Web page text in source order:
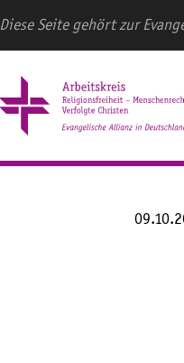
Diese Seite gehört zur